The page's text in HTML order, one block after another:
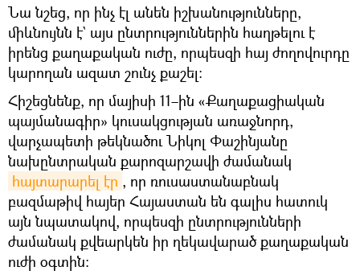
Նա նշեց, որ ինչ էլ անեն իշխանությունները,
միևնույնն է` այս ընտրություններին հաղթելու է
իրենց քաղաքական ուժը, որպեսզի հայ ժողովուրդը
կարողան ազատ շունչ քաշել։
Հիշեցնենք, որ մայիսի 11–ին «Քաղաքացիական
պայմանագիր» կուսակցության առաջնորդ,
վարչապետի թեկնածու Նիկոլ Փաշինյանը
նախընտրական քարոզարշավի ժամանակ
հայտարարել էր , որ ռուսաստանաբնակ
բազմաթիվ հայեր Հայաստան են գալիս հատուկ
այն նպատակով, որպեսզի ընտրությունների
ժամանակ քվեարկեն իր ղեկավարած քաղաքական
ուժի օգտին։